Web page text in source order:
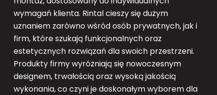
wymagań klienta. Rintal cieszy się dużym
uznaniem zarówno wśród osób prywatnych, jak i
firm, które szukają funkcjonalnych oraz
estetycznych rozwiązań dla swoich przestrzeni.
Produkty firmy wyróżniają się nowoczesnym
designem, trwałością oraz wysoką jakością
wykonania, co czyni je doskonałym wyborem dla